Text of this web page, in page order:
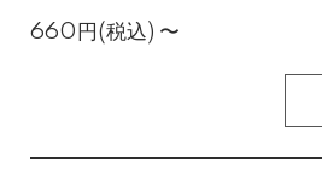
660円(税込) 〜